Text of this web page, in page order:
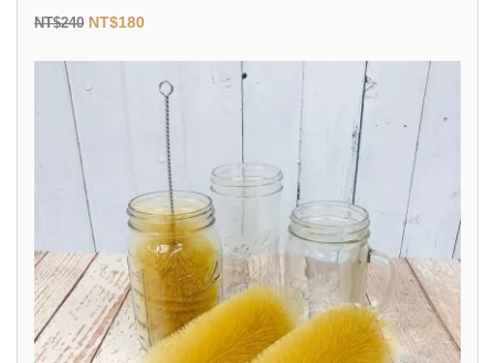
NT$240 NT$180